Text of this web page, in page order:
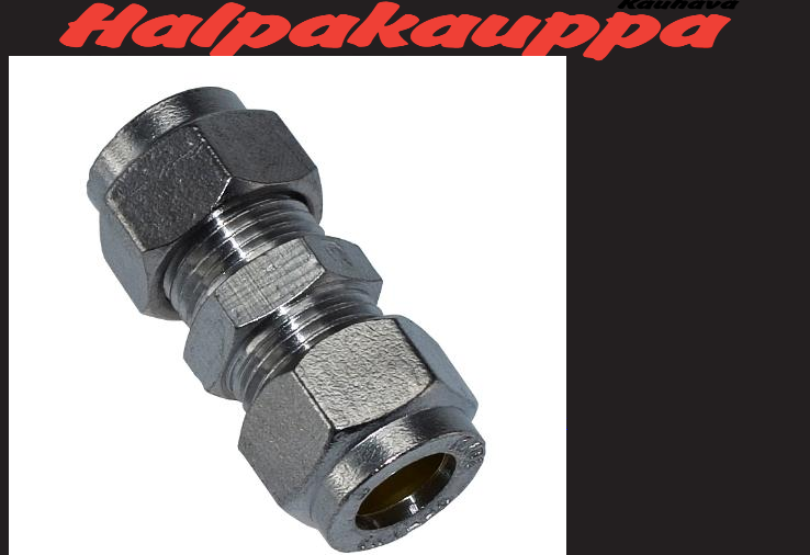
Etsi:
Tuotevalikoima
Poistotuotteet
Kausituotteet
Joulu
Joulu- ja kausivalot
Eläimet ja tontut
Kyntteliköt
Valoketjut ja kuusenvalot
Joulukoristeet
Kranssit ja asetelmat
Tontut ja muut
Joulutekstiilit
Paketointi